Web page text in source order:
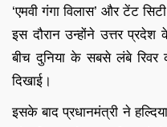
‘एमवी गंगा विलास’ और टेंट
इस दौरान उन्होंने उत्तर
बीच दुनिया के सबसे लंबे रिवर
दिखाई।
इसके बाद प्रधानमंत्री ने